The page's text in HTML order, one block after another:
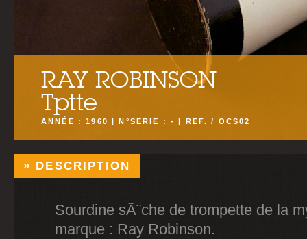
RAY ROBINSON
Tptte
ANNÉE : 1960 | N°SERIE : - | REF. / OCS02
DESCRIPTION
Sourdine sÃ¨che de trompette de la
marque : Ray Robinson.